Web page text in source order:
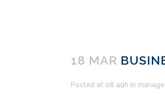
18 MAR
Posted at 08:49h in